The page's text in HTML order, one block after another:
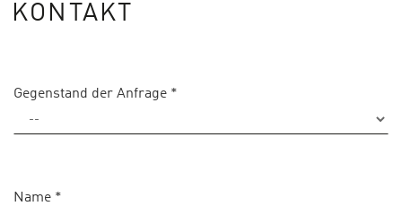
KONTAKT
Gegenstand der Anfrage *
Name *